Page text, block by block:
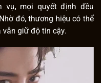
vụ, mọi quyết định đều
đó, thương hiệu có thể
giữ độ tin cậy.